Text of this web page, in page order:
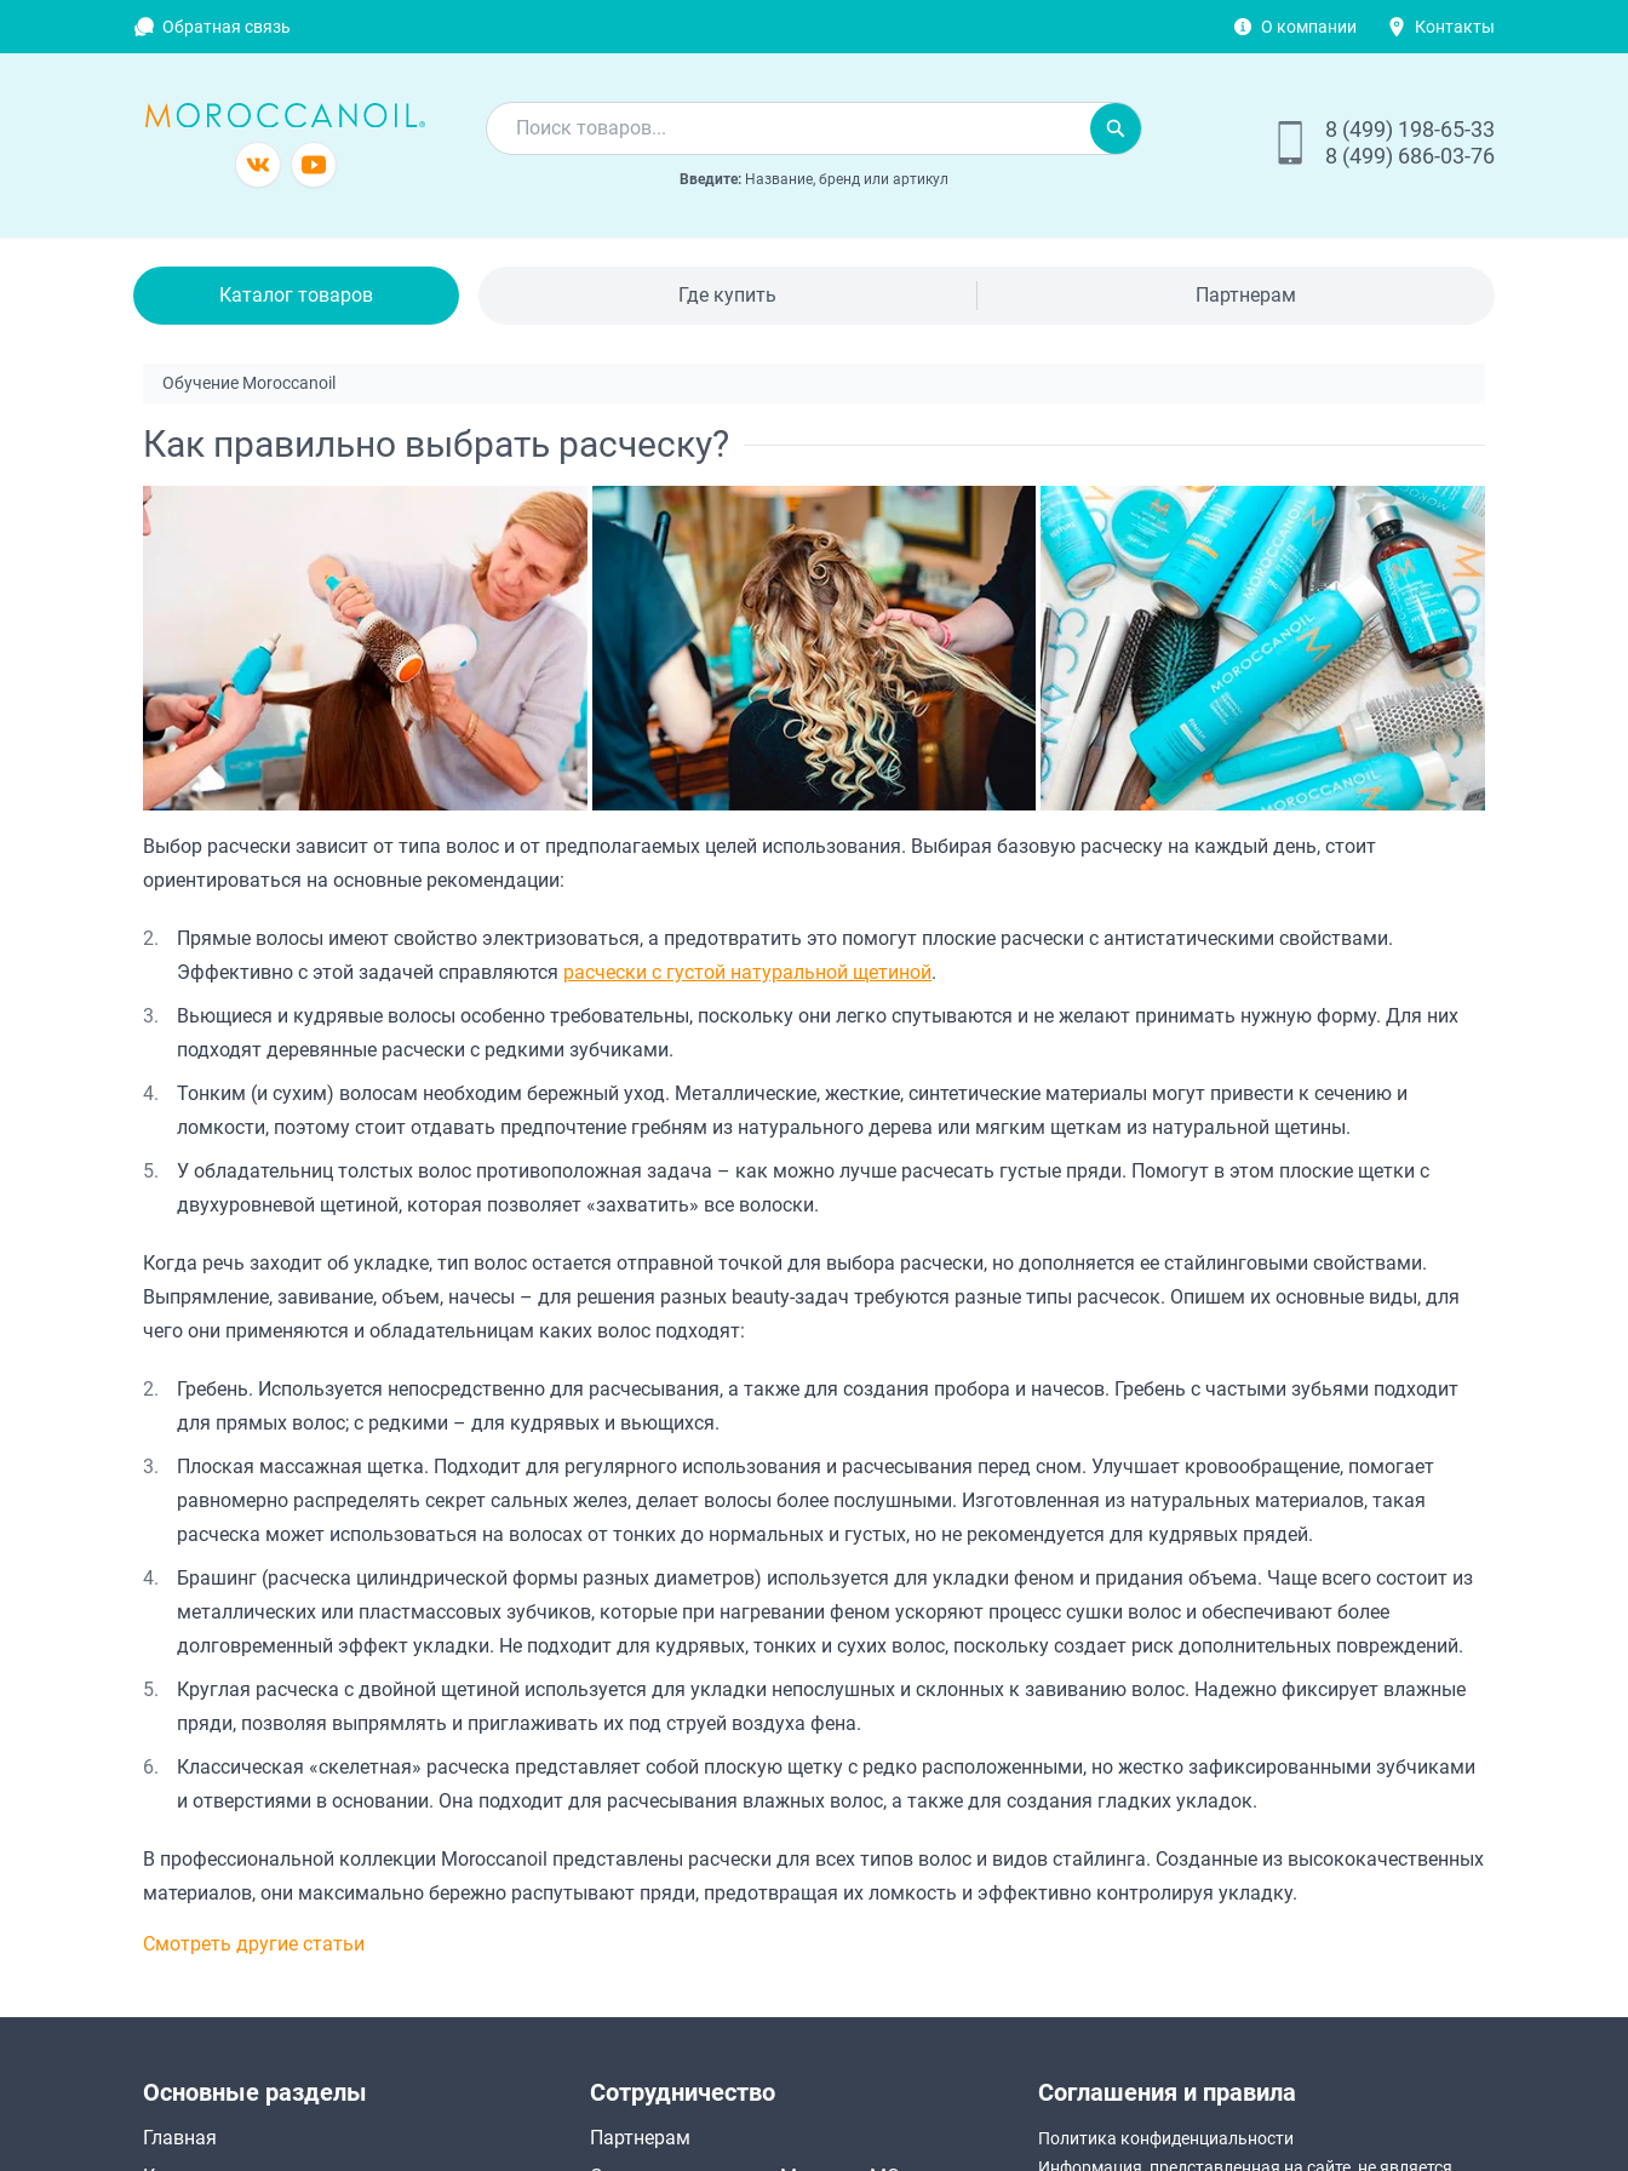
Обратная связь О компании Контакты
Введите: Название, бренд или артикул
8 (499) 198-65-33
8 (499) 686-03-76
Каталог товаров Где купить Партнерам
Обучение Moroccanoil
Как правильно выбрать расческу?
Выбор расчески зависит от типа волос и от предполагаемых целей использования. Выбирая базовую расческу на каждый день, стоит
ориентироваться на основные рекомендации:
Прямые волосы имеют свойство электризоваться, а предотвратить это помогут плоские расчески с антистатическими свойствами.
Эффективно с этой задачей справляются расчески с густой натуральной щетиной.
Вьющиеся и кудрявые волосы особенно требовательны, поскольку они легко спутываются и не желают принимать нужную форму. Для них
подходят деревянные расчески с редкими зубчиками.
Тонким (и сухим) волосам необходим бережный уход. Металлические, жесткие, синтетические материалы могут привести к сечению и
ломкости, поэтому стоит отдавать предпочтение гребням из натурального дерева или мягким щеткам из натуральной щетины.
У обладательниц толстых волос противоположная задача – как можно лучше расчесать густые пряди. Помогут в этом плоские щетки с
двухуровневой щетиной, которая позволяет «захватить» все волоски.
Когда речь заходит об укладке, тип волос остается отправной точкой для выбора расчески, но дополняется ее стайлинговыми свойствами.
Выпрямление, завивание, объем, начесы – для решения разных beauty-задач требуются разные типы расчесок. Опишем их основные виды, для
чего они применяются и обладательницам каких волос подходят:
Гребень. Используется непосредственно для расчесывания, а также для создания пробора и начесов. Гребень с частыми зубьями подходит
для прямых волос; с редкими – для кудрявых и вьющихся.
Плоская массажная щетка. Подходит для регулярного использования и расчесывания перед сном. Улучшает кровообращение, помогает
равномерно распределять секрет сальных желез, делает волосы более послушными. Изготовленная из натуральных материалов, такая
расческа может использоваться на волосах от тонких до нормальных и густых, но не рекомендуется для кудрявых прядей.
Брашинг (расческа цилиндрической формы разных диаметров) используется для укладки феном и придания объема. Чаще всего состоит из
металлических или пластмассовых зубчиков, которые при нагревании феном ускоряют процесс сушки волос и обеспечивают более
долговременный эффект укладки. Не подходит для кудрявых, тонких и сухих волос, поскольку создает риск дополнительных повреждений.
Круглая расческа с двойной щетиной используется для укладки непослушных и склонных к завиванию волос. Надежно фиксирует влажные
пряди, позволяя выпрямлять и приглаживать их под струей воздуха фена.
Классическая «скелетная» расческа представляет собой плоскую щетку с редко расположенными, но жестко зафиксированными зубчиками
и отверстиями в основании. Она подходит для расчесывания влажных волос, а также для создания гладких укладок.
В профессиональной коллекции Moroccanoil представлены расчески для всех типов волос и видов стайлинга. Созданные из высококачественных
материалов, они максимально бережно распутывают пряди, предотвращая их ломкость и эффективно контролируя укладку.
Смотреть другие статьи
Основные разделы
Главная
Сотрудничество
Партнерам
Соглашения и правила
Политика конфиденциальности